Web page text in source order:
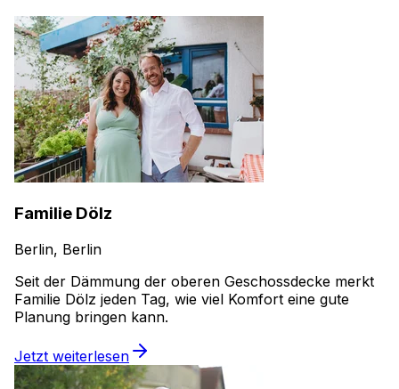
Familie Dölz
Berlin, Berlin
Seit der Dämmung der oberen Geschossdecke merkt
Familie Dölz jeden Tag, wie viel Komfort eine gute
Planung bringen kann.
Jetzt weiterlesen